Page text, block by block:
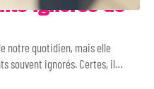
ignorés de
notre quotidien, mais elle
souvent ignorés. Certes, il…